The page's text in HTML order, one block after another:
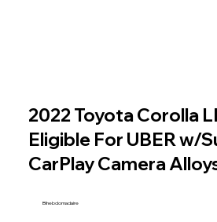
Bihebdomadaire
2022 Toyota Corolla
Eligible For UBER w/
CarPlay Camera